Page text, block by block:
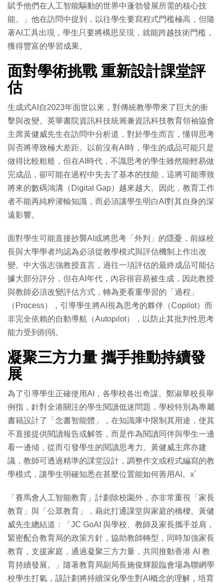
賦予他們在人工智能驅動的世界中蓬勃發展所需的核心技
能。」他在訪問中提到，以往學生要寫程式門檻極高，但隨
著AI工具出現，學生只要將構思呈現，就能跨越技術門檻，
獲得豐富的學習成果。
面對學術挑戰 重新設計課堂評
估
生成式AI自2023年面世以來，對傳統教學帶來了巨大的衝
擊與改變。英華書院資訊科技統籌兼資訊科技教育領袖協會
主席黃健威先生在訪問中分析道，對於學生而言，懂得思考
與否將導致極大差距。以前沒有AI時，學生的成品可能只是
做得比較粗糙，但在AI時代，不識思考的學生雖然能輕易做
完成品，卻可能在過程中失去了基本的技能，這將可能導致
將來的數碼鴻溝（Digital Gap）越來越大。因此，教育工作
者不能再純粹灌輸知識，而必須讓學生明白AI對其自身的深
遠影響。
面對學生可能直接抄襲AI或將思考「外判」的隱憂，前線校
長與大學學者均認為必須從教學模式與評估機制上作出改
變。中大張志強教授直言，過往一項評估的最終成品可能佔
據大部分評分，但在AI年代，內容很容易被生成，因此教授
與教師必須改變評估方式，轉為更看重學習的「過程」
（Process），引導學生將AI視為思考的夥伴（Copilot）而
非完全依賴的自動導航（Autopilot），以防止其批判性思考
能力受到削弱。
凝聚三方力量 攜手推動持續發
展
為了引導學生正確使用AI，各學校各出奇謀。鄭淑華校長舉
例指，針對全港關注的學生閱讀低迷問題，學校特別為專屬
書籍設計了「念書智能體」，在知識庫中限制其用途，使其
不直接提供閱讀報告或解答，而是作為閱讀同伴與學生一邊
看一邊傾，從而引發學生的閱讀思考力。黃健威主席亦建
議，教師可透過精準的課堂設計，調整作文或程式編寫的教
學模式，讓學生明確知悉在甚麼位置能如何善用AI。x`
「賽馬會人工智能教育」計劃除校園外，亦非常重視「家長
教育」與「公眾教育」，藉此打通課堂與家庭的橋樑。黃健
威先生總結道：「JC GoAI 與學校、教師及家長攜手並肩，
緊密配合教育局的政策方針，協助教師轉型，同時加強家長
教育，支援家庭，通過凝聚三方力量，共同推動香港 AI 教
育持續發展。」隨著教育局副局長施俊輝親臨會場為聯網學
校學生打氣，該計劃將持續深化學生對AI概念的理解，培育